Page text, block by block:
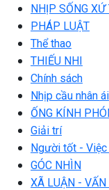
NHỊP SỐNG XỨ
PHÁP LUẬT
Thể thao
THIẾU NHI
Chính sách
Nhịp cầu nhân ái
ỐNG KÍNH
Giải trí
Người tốt -
GÓC NHÌN
XÃ LUẬN -